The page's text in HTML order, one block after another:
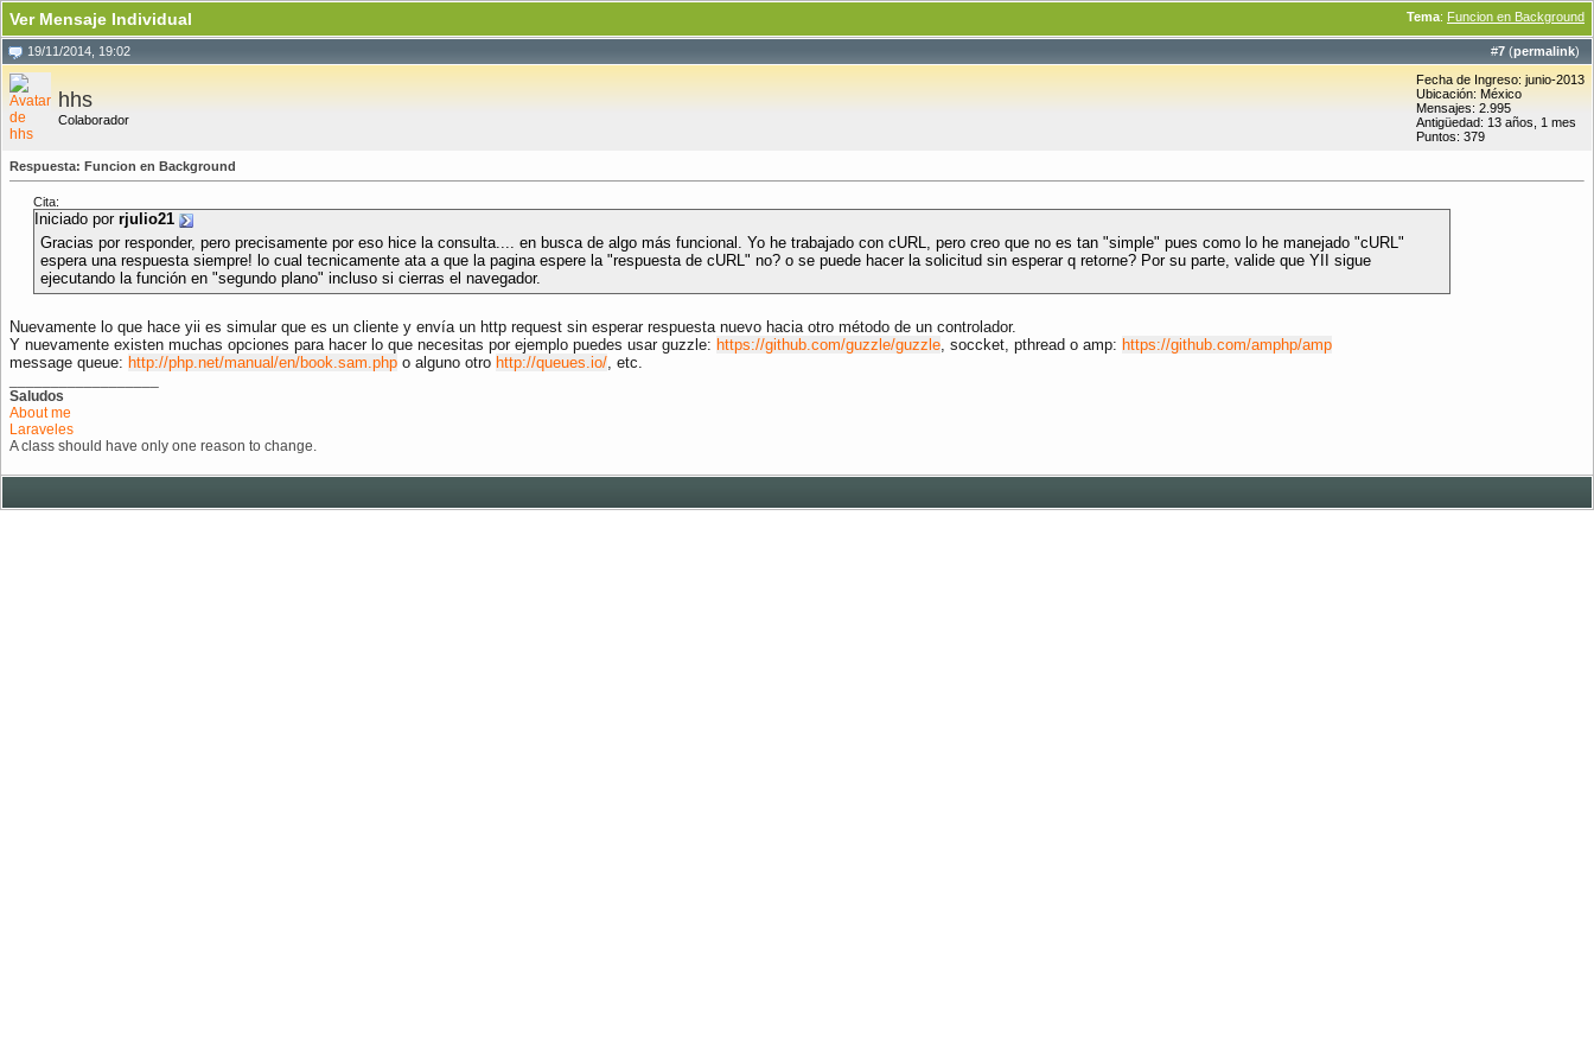
Tema: Funcion en Background
Ver Mensaje Individual
#7 (permalink)
19/11/2014, 19:02
hhs
Colaborador
Fecha de Ingreso: junio-2013
Ubicación: México
Mensajes: 2.995
Antigüedad: 13 años, 1 mes
Puntos: 379
Respuesta: Funcion en Background
Cita:
Iniciado por rjulio21
Gracias por responder, pero precisamente por eso hice la consulta.... en busca de algo más funcional. Yo he trabajado con cURL, pero creo que no es tan "simple" pues como lo he manejado "cURL"
espera una respuesta siempre! lo cual tecnicamente ata a que la pagina espere la "respuesta de cURL" no? o se puede hacer la solicitud sin esperar q retorne? Por su parte, valide que YII sigue
ejecutando la función en "segundo plano" incluso si cierras el navegador.
Nuevamente lo que hace yii es simular que es un cliente y envía un http request sin esperar respuesta nuevo hacia otro método de un controlador.
Y nuevamente existen muchas opciones para hacer lo que necesitas por ejemplo puedes usar guzzle: https://github.com/guzzle/guzzle, soccket, pthread o amp: https://github.com/amphp/amp
message queue: http://php.net/manual/en/book.sam.php o alguno otro http://queues.io/, etc.
Saludos
About me
Laraveles
A class should have only one reason to change.